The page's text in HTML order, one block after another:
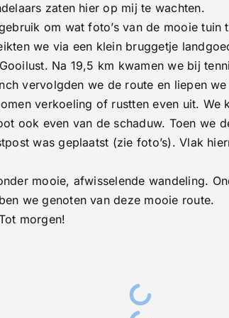
zaten hier op mij te wachten.
om wat foto’s van de mooie
we via een klein bruggetje
Na 19,5 km kwamen we bij
vervolgden we de route en liepen
verkoeling of rustten even uit.
ook even van de schaduw. Toen we
was geplaatst (zie foto’s). Vlak
mooie, afwisselende wandeling.
we genoten van deze mooie route.
morgen!